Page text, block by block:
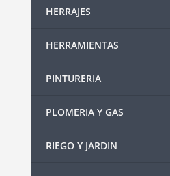
HERRAJES
HERRAMIENTAS
PINTURERIA
PLOMERIA Y GAS
RIEGO Y JARDIN